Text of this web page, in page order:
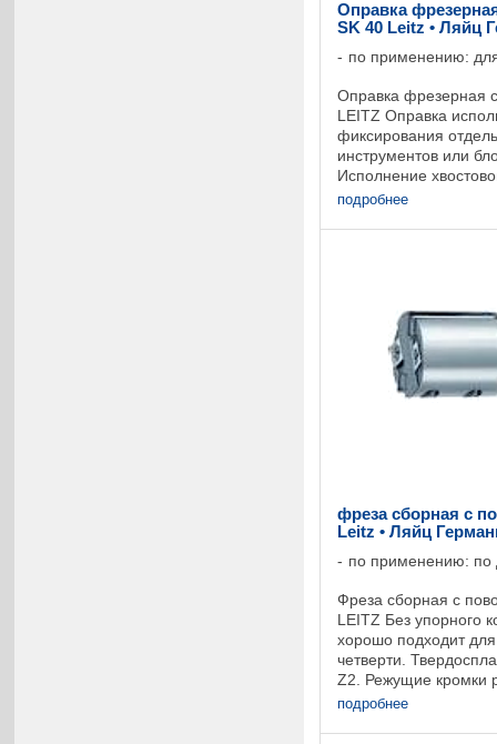
Оправка
SK 40 Leitz • Ляйц
по применению:
Оправка фрезерная
LEITZ Оправка
фиксирования
инструментов или
Исполнение
соответствии с DIN
подробнее
фреза сборная с
Leitz • Ляйц
по применению: по
Фреза сборная с
LEITZ Без упорного
хорошо подходит
четверти.
Z2. Режущие кромки
прямолинейно.
подробнее